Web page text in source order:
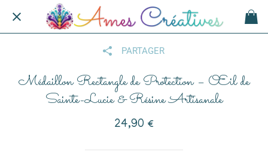
PARTAGER
Médaillon Rectangle de Protection – Œil de
Sainte-Lucie & Résine Artisanale
24,90 €